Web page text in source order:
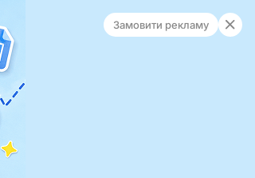
Замовити рекламу